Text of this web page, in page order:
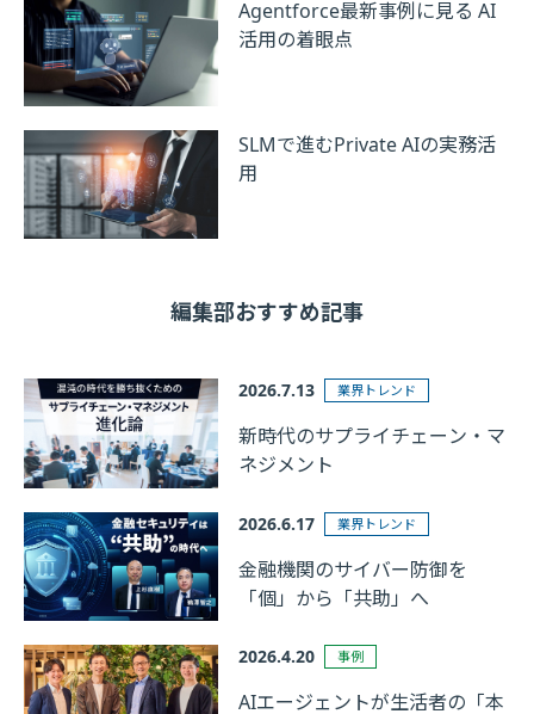
Agentforce最新事例に見る AI
活用の着眼点
SLMで進むPrivate AIの実務活
用
編集部おすすめ記事
2026.7.13 業界トレンド
新時代のサプライチェーン・マ
ネジメント
2026.6.17 業界トレンド
金融機関のサイバー防御を
「個」から「共助」へ
2026.4.20 事例
AIエージェントが生活者の「本